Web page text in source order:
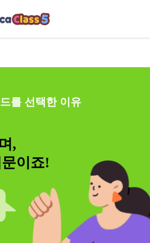
를 선택한 이유
,
이죠!